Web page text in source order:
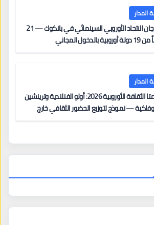
المدار
مهرجان الاتحاد الأوروبي السينمائي في بانكوك — 21
بالدخول المجاني
المدار
عاصمتا الثقافة الأوروبية 2026: أولو الفنلندية وترينشين
— نموذج لتوزيع الحضور الثقافي خارج